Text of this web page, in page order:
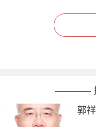
————
郭